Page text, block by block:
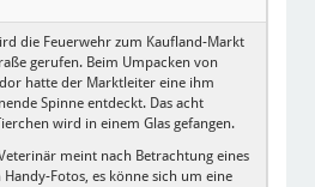
die Feuerwehr zum Kaufland-Markt
gerufen. Beim Umpacken von
hatte der Marktleiter eine ihm
Spinne entdeckt. Das acht
wird in einem Glas gefangen.
meint nach Betrachtung eines
Fotos, es könne sich um eine